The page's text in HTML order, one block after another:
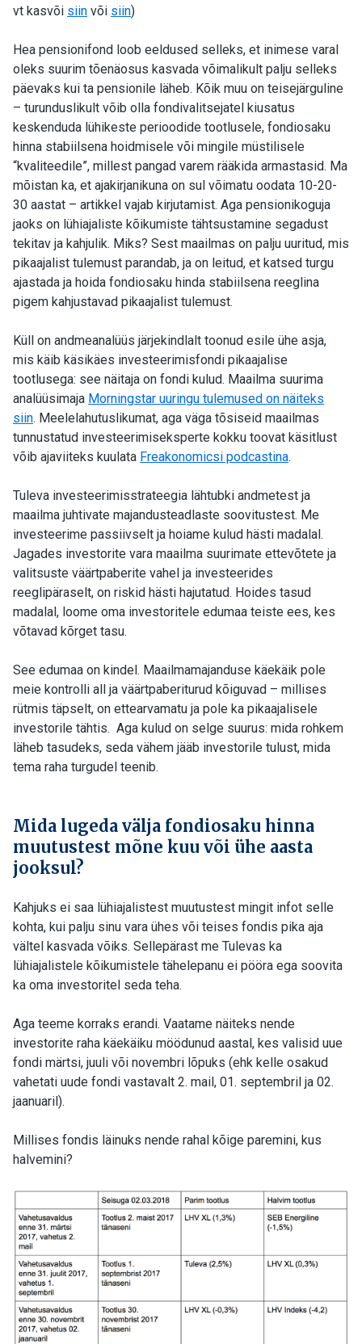
vt kasvõi siin või siin)
Hea pensionifond loob eeldused selleks, et inimese varal
oleks suurim tõenäosus kasvada võimalikult palju selleks
päevaks kui ta pensionile läheb. Kõik muu on teisejärguline
– turunduslikult võib olla fondivalitsejatel kiusatus
keskenduda lühikeste perioodide tootlusele, fondiosaku
hinna stabiilsena hoidmisele või mingile müstilisele
“kvaliteedile”, millest pangad varem rääkida armastasid. Ma
mõistan ka, et ajakirjanikuna on sul võimatu oodata 10-20-
30 aastat – artikkel vajab kirjutamist. Aga pensionikoguja
jaoks on lühiajaliste kõikumiste tähtsustamine segadust
tekitav ja kahjulik. Miks? Sest maailmas on palju uuritud, mis
pikaajalist tulemust parandab, ja on leitud, et katsed turgu
ajastada ja hoida fondiosaku hinda stabiilsena reeglina
pigem kahjustavad pikaajalist tulemust.
Küll on andmeanalüüs järjekindlalt toonud esile ühe asja,
mis käib käsikäes investeerimisfondi pikaajalise
tootlusega: see näitaja on fondi kulud. Maailma suurima
analüüsimaja Morningstar uuringu tulemused on näiteks
siin. Meelelahutuslikumat, aga väga tõsiseid maailmas
tunnustatud investeerimiseksperte kokku toovat käsitlust
võib ajaviiteks kuulata Freakonomicsi podcastina.
Tuleva investeerimisstrateegia lähtubki andmetest ja
maailma juhtivate majandusteadlaste soovitustest. Me
investeerime passiivselt ja hoiame kulud hästi madalal.
Jagades investorite vara maailma suurimate ettevõtete ja
valitsuste väärtpaberite vahel ja investeerides
reeglipäraselt, on riskid hästi hajutatud. Hoides tasud
madalal, loome oma investoritele edumaa teiste ees, kes
võtavad kõrget tasu.
See edumaa on kindel. Maailmamajanduse käekäik pole
meie kontrolli all ja väärtpaberiturud kõiguvad – millises
rütmis täpselt, on ettearvamatu ja pole ka pikaajalisele
investorile tähtis. Aga kulud on selge suurus: mida rohkem
läheb tasudeks, seda vähem jääb investorile tulust, mida
tema raha turgudel teenib.
Mida lugeda välja fondiosaku hinna
muutustest mõne kuu või ühe aasta
jooksul?
Kahjuks ei saa lühiajalistest muutustest mingit infot selle
kohta, kui palju sinu vara ühes või teises fondis pika aja
vältel kasvada võiks. Sellepärast me Tulevas ka
lühiajalistele kõikumistele tähelepanu ei pööra ega soovita
ka oma investoritel seda teha.
Aga teeme korraks erandi. Vaatame näiteks nende
investorite raha käekäiku möödunud aastal, kes valisid uue
fondi märtsi, juuli või novembri lõpuks (ehk kelle osakud
vahetati uude fondi vastavalt 2. mail, 01. septembril ja 02.
jaanuaril).
Millises fondis läinuks nende rahal kõige paremini, kus
halvemini?